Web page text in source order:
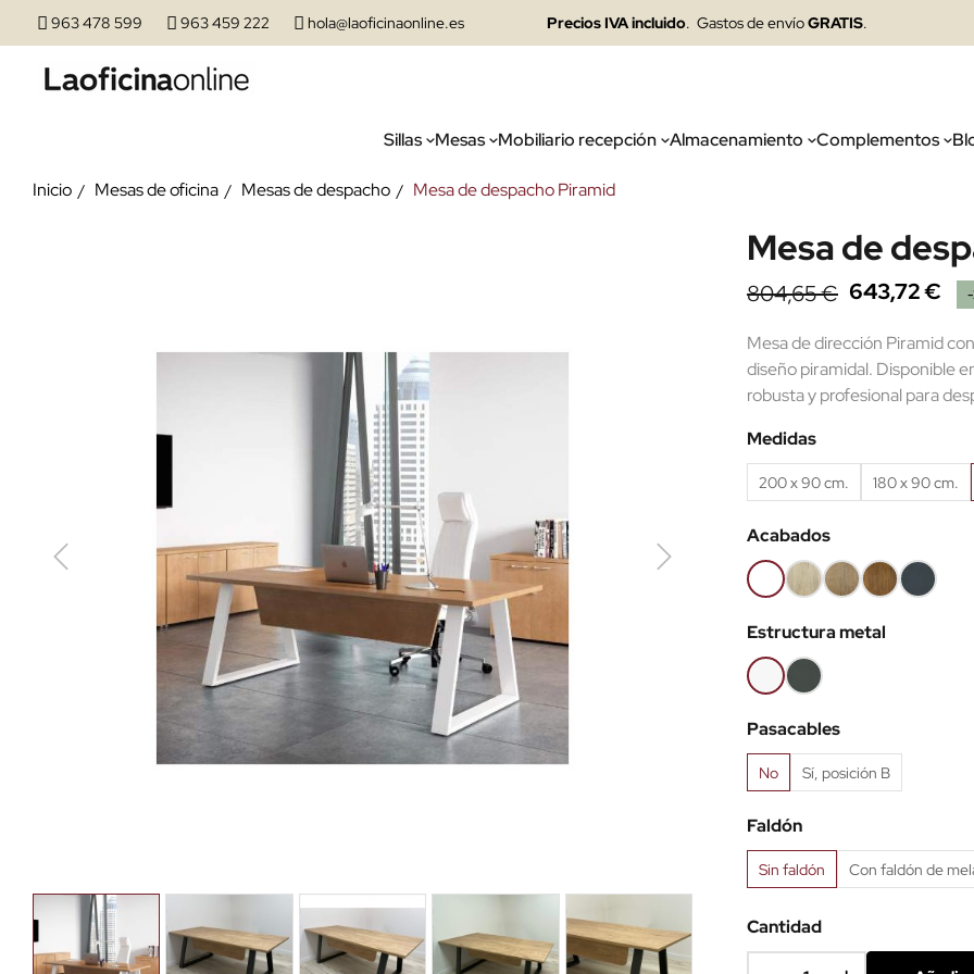
963 478 599 963 459 222 hola@laoficinaonline.es Precios IVA incluido. Gastos de envíoGRATIS.
Sillas Mesas Mobiliario recepción Almacenamiento Complementos
Inicio Mesas de oficina Mesas de despacho Mesa de despacho Piramid
Mesa de
804,65 € 643,72 €
Mesa de dirección Piramid
diseño piramidal. Disponible
robusta y profesional para
Medidas
200 x 90 cm. 180 x 90 cm.
Acabados
Blanco
(EMB)
Roble
claro
(EMB)
Roble
Nuez
(EMB)
Roble
viejo
(EMB)
Antracita
(EMB)
Estructura metal
BlancoAntracita
Pasacables
No Sí, posición B
Faldón
Sin faldón Con faldón de
Cantidad